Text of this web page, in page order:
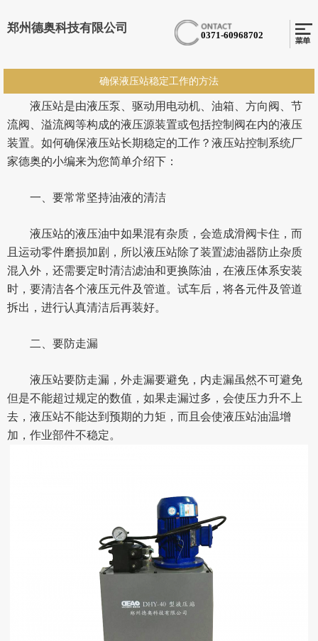
郑州德奥科技有限公司
0371-60968702
确保液压站稳定工作的方法
液压站是由液压泵、驱动用电动机、油箱、方向阀、节
流阀、溢流阀等构成的液压源装置或包括控制阀在内的液压
装置。如何确保液压站长期稳定的工作？液压站控制系统厂
家德奥的小编来为您简单介绍下：
一、要常常坚持油液的清洁
液压站的液压油中如果混有杂质，会造成滑阀卡住，而
且运动零件磨损加剧，所以液压站除了装置滤油器防止杂质
混入外，还需要定时清洁滤油和更换陈油，在液压体系安装
时，要清洁各个液压元件及管道。试车后，将各元件及管道
拆出，进行认真清洁后再装好。
二、要防走漏
液压站要防走漏，外走漏要避免，内走漏虽然不可避免
但是不能超过规定的数值，如果走漏过多，会使压力升不上
去，液压站不能达到预期的力矩，而且会使液压站油温增
加，作业部件不稳定。